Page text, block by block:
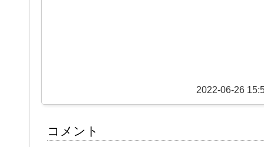
2022-06-26
コメント